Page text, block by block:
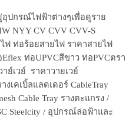
ปกรณ์ไฟฟ้าต่างๆเพื่อดูราย
NYY CV CVV CVV-S
ฟ ท่อร้อยสายไฟ ราคาสายไฟ
ท่อUPVCสีขาว ท่อPVCตรา
ย์เวย์ ราคาวายเวย์
งเคเบิ้ลแลดเดอร์ CableTray
Cable Tray รางตะแกรง /
Steelcity / อุปกรณ์ล่อฟ้าและ